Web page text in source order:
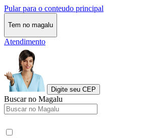
Pular para o conteudo principal
Tem no magalu
Atendimento
Digite seu CEP
Buscar no Magalu